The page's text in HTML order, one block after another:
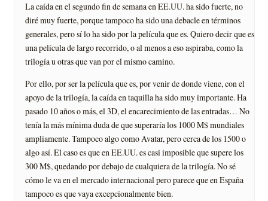
La caída en el segundo fin de semana en EE.UU. ha sido fuerte, no
diré muy fuerte, porque tampoco ha sido una debacle en términos
generales, pero sí lo ha sido por la película que es. Quiero decir que es
una película de largo recorrido, o al menos a eso aspiraba, como la
trilogía u otras que van por el mismo camino.
Por ello, por ser la película que es, por venir de donde viene, con el
apoyo de la trilogía, la caída en taquilla ha sido muy importante. Ha
pasado 10 años o más, el 3D, el encarecimiento de las entradas… No
tenía la más mínima duda de que superaría los 1000 M$ mundiales
ampliamente. Tampoco algo como Avatar, pero cerca de los 1500 o
algo así. El caso es que en EE.UU. es casi imposible que supere los
300 M$, quedando por debajo de cualquiera de la trilogía. No sé
cómo le va en el mercado internacional pero parece que en España
tampoco es que vaya excepcionalmente bien.